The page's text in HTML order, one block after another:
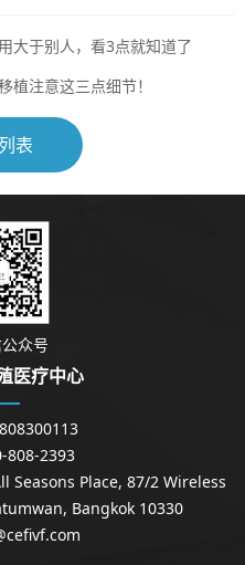
大于别人，看3点就知道了
植注意这三点细节！
表
众号
医疗中心
808-2393
Seasons Place, 87/2 Wireless
Bangkok 10330